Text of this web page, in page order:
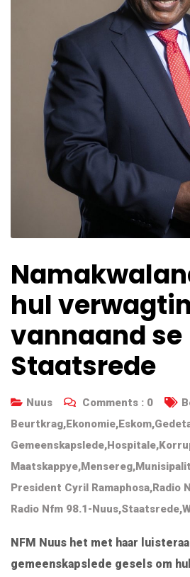
hul
vannaand se
Staatsrede
Nuus Comments : 0
Beurtkrag,Ekonomie,Eskom,
Gemeenskapslede,Hospitale,
Maatskappye,Mensereg,
President Cyril Ramaphosa,Radio
Radio Nfm 98.1-Nuus,Staatsrede,
NFM Nuus het met haar
gemeenskapslede gesels om